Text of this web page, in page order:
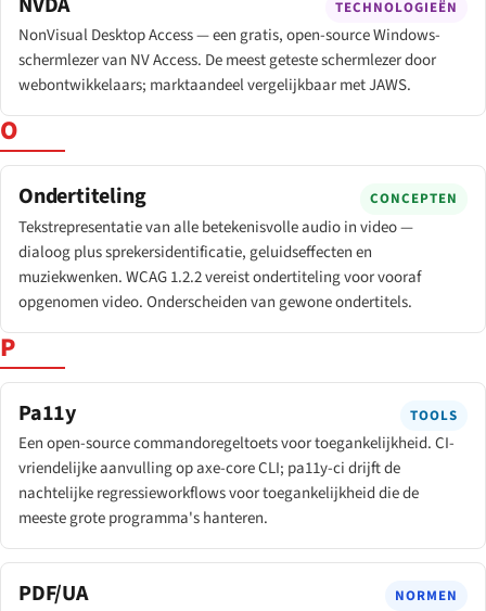
TECHNOLOGIEËN
NonVisual Desktop Access — een gratis, open-source Windows-
schermlezer van NV Access. De meest geteste schermlezer door
webontwikkelaars; marktaandeel vergelijkbaar met JAWS.
O
Ondertiteling CONCEPTEN
Tekstrepresentatie van alle betekenisvolle audio in video —
dialoog plus sprekersidentificatie, geluidseffecten en
muziekwenken. WCAG 1.2.2 vereist ondertiteling voor vooraf
opgenomen video. Onderscheiden van gewone ondertitels.
P
Pa11y TOOLS
Een open-source commandoregeltoets voor toegankelijkheid. CI-
vriendelijke aanvulling op axe-core CLI; pa11y-ci drijft de
nachtelijke regressieworkflows voor toegankelijkheid die de
meeste grote programma's hanteren.
PDF/UA NORMEN